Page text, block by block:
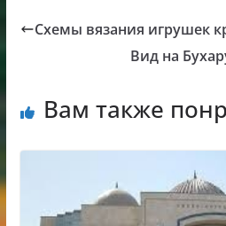
Схемы вязания игрушек
Вид на
Вам также